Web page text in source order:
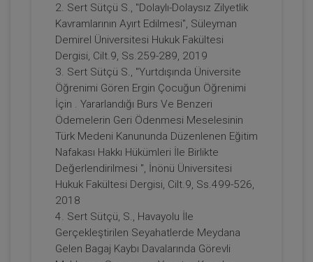
Tüketici Hukuku Enstitüsü
Finans Sektöründe Tüketici Hukuku ve
Uygulamaları - 11. Tüketici Hukuku
Kongresi - IV. Oturum
360 TL
2. Sert Sütçü S., "Dolaylı-Dolaysız Zilyetlik
Kavramlarının Ayırt Edilmesi", Süleyman
Demirel Üniversitesi Hukuk Fakültesi
Dergisi, Cilt.9, Ss.259-289, 2019
3. Sert Sütçü S., "Yurtdışında Üniversite
Öğrenimi Gören Ergin Çocuğun Öğrenimi
İçin . Yararlandığı Burs Ve Benzeri
Ödemelerin Geri Ödenmesi Meselesinin
Türk Medeni Kanununda Düzenlenen Eğitim
Nafakası Hakkı Hükümleri İle Birlikte
Değerlendirilmesi ", İnönü Üniversitesi
Hukuk Fakültesi Dergisi, Cilt.9, Ss.499-526,
2018
4. Sert Sütçü, S., Havayolu İle
Gerçekleştirilen Seyahatlerde Meydana
Gelen Bagaj Kaybı Davalarında Görevli